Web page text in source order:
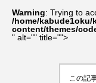
Warning: Trying to
/home/
content/themes/
" alt="" title="">
この記